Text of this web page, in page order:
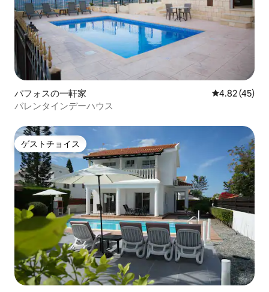
パフォスの一軒家 レビュー45
4.82 (45)
バレンタインデーハウス
ゲストチョイス
ゲストチョイス